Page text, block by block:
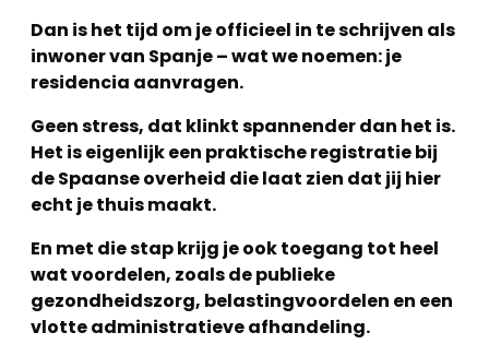
Dan is het tijd om je officieel in te schrijven als
inwoner van Spanje – wat we noemen: je
residencia aanvragen.
Geen stress, dat klinkt spannender dan het is.
Het is eigenlijk een praktische registratie bij
de Spaanse overheid die laat zien dat jij hier
echt je thuis maakt.
En met die stap krijg je ook toegang tot heel
wat voordelen, zoals de publieke
gezondheidszorg, belastingvoordelen en een
vlotte administratieve afhandeling.